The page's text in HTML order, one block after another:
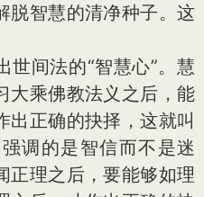
脱智慧的清净种子。这
间法的“智慧心”。慧
大乘佛教法义之后，能
出正确的抉择，这就叫
调的是智信而不是迷
正理之后，要能够如理